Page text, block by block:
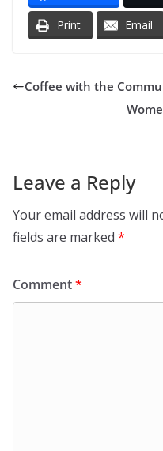
Print Email
Coffee with the
Leave a Reply
Your email address will
fields are marked *
Comment*